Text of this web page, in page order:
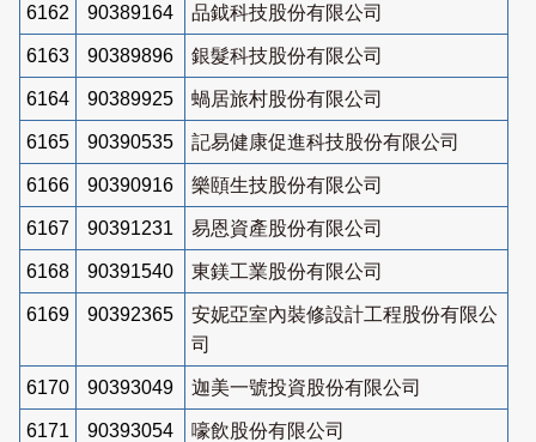
6162 90389164 品鉞科技股份有限公司
6163 90389896 銀髮科技股份有限公司
6164 90389925 蝸居旅村股份有限公司
6165 90390535 記易健康促進科技股份有限公司
6166 90390916 樂頤生技股份有限公司
6167 90391231 易恩資產股份有限公司
6168 90391540 東鎂工業股份有限公司
6169 90392365
安妮亞室內裝修設計工程股份有限公
司
6170 90393049 迦美一號投資股份有限公司
6171 90393054 嚎飲股份有限公司